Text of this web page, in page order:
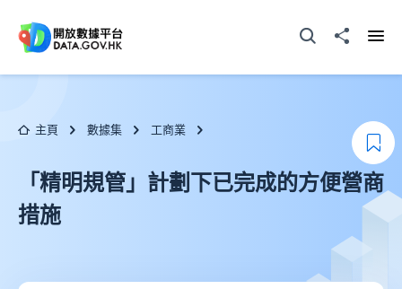
打開搜尋器分享至
主頁 數據集 工商業
「精明規管」計劃下已完成的方便營商
措施
加